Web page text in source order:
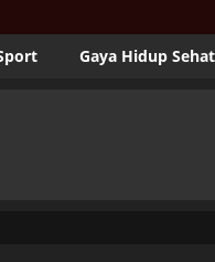
Gaya Hidup Sehat